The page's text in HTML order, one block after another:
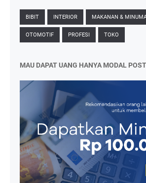
BIBIT INTERIOR MAKANAN &
OTOMOTIF PROFESI TOKO
MAU DAPAT UANG HANYA MODAL